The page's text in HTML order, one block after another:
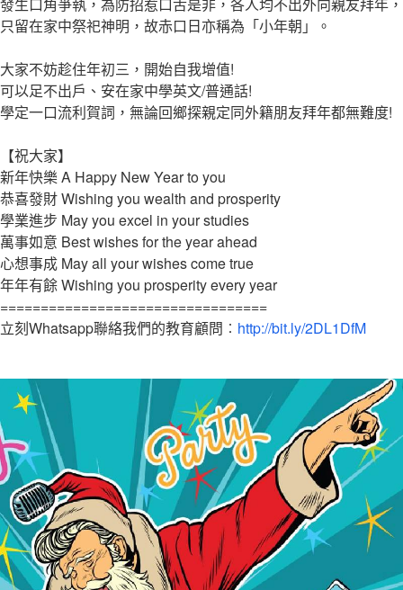
只留在家中祭祀神明，故赤口日亦稱為「小年朝」。
大家不妨趁住年初三，開始自我增值!
可以足不出戶、安在家中學英文/普通話!
學定一口流利賀詞，無論回鄉探親定同外籍朋友拜年都無難度!
【祝大家】
新年快樂 A Happy New Year to you
恭喜發財 Wishing you wealth and prosperity
學業進步 May you excel in your studies
萬事如意 Best wishes for the year ahead
心想事成 May all your wishes come true
年年有餘 Wishing you prosperity every year
=================================
立刻Whatsapp聯絡我們的教育顧問︰ http://bit.ly/2DL1DfM